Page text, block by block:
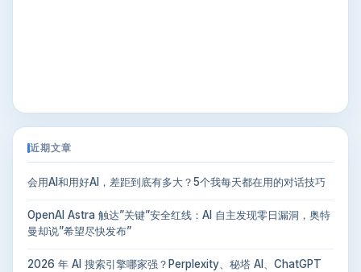
近期文章
会用AI和用好AI，差距到底有多大？5个我每天都在用的对话技巧
OpenAI Astra 触达”关键”安全红线：AI 自主发现零日漏洞，奥特
曼却说”希望尽快发布”
2026 年 AI 搜索引擎哪家强？Perplexity、秘塔 AI、ChatGPT